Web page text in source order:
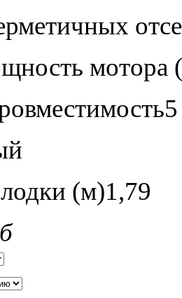
мотора
(м)1,79